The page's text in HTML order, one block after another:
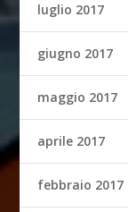
luglio 2017
giugno 2017
maggio 2017
aprile 2017
febbraio 2017